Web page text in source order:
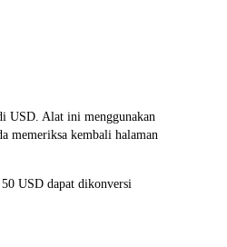
USD. Alat ini menggunakan
memeriksa kembali halaman
USD dapat dikonversi